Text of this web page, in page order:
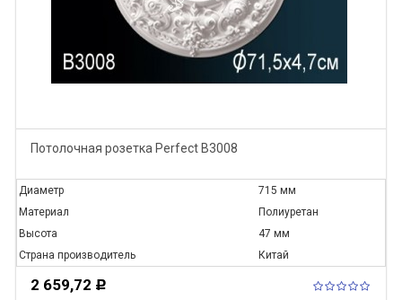
Потолочная розетка Perfect B3008
Диаметр
715 мм
Материал
Полиуретан
Высота
47 мм
Страна производитель
Китай
2 659,72 Р